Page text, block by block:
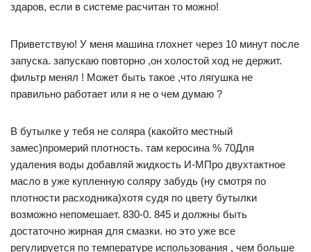
здаров, если в системе расчитан то можно!
Приветствую! У меня машина глохнет через 10 минут после
запуска. запускаю повторно ,он холостой ход не держит.
фильтр менял ! Может быть такое ,что лягушка не
правильно работает или я не о чем думаю ?
В бутылке у тебя не соляра (какойто местный
замес)промерий плотность. там керосина % 70Для
удаления воды добавляй жидкость И-МПро двухтактное
масло в уже купленную соляру забудь (ну смотря по
плотности расходника)хотя судя по цвету бутылки
возможно непомешает. 830-0. 845 и должны быть
достаточно жирная для смазки. но это уже все
регулируется по температуре использования , чем больше